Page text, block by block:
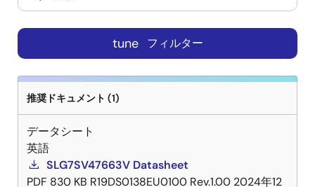
tune フィルター
推奨ドキュメント (1)
データシート
英語
SLG7SV47663V Datasheet
PDF 830 KB R19DS0138EU0100 Rev.1.00 2024年12